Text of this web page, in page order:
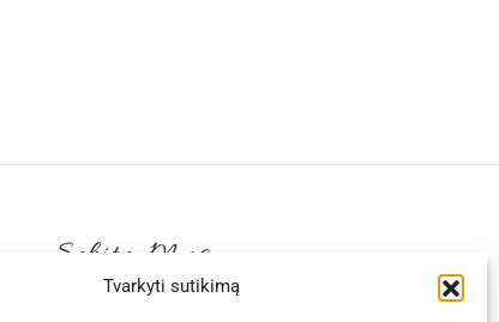
Tvarkyti sutikimą
Sekite Mus